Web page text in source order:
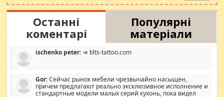
Останні
коментарі
Популярні
матеріали
ischenko peter: ⇒ blts-tattoo.com
Gor:Сейчас рынок мебели чрезвычайно насыщен,
причем предлагают реально эксклюзивное исполнение и
стандартные модели малых серий кухонь, пока видел